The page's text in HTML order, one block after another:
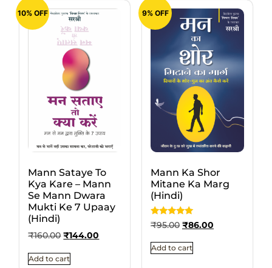
10% OFF
Mann Sataye To
Kya Kare – Mann
Se Mann Dwara
Mukti Ke 7 Upaay
(Hindi)
₹160.00 ₹144.00
Add to cart
9% OFF
Mann Ka Shor
Mitane Ka Marg
(Hindi)
Rated
5
₹95.00 ₹86.00
Add to cart